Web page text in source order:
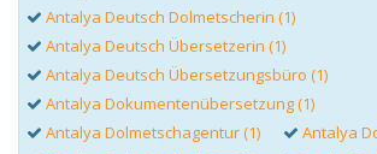
Antalya Deutsch Dolmetscherin (1)
Antalya Deutsch Übersetzerin (1)
Antalya Deutsch Übersetzungsbüro (1)
Antalya Dokumentenübersetzung (1)
Antalya Dolmetschagentur (1)
Antalya